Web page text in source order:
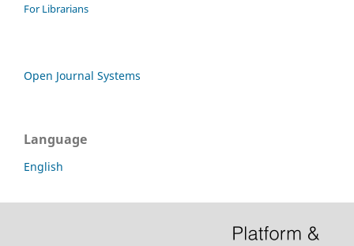
For Librarians
Open Journal Systems
Language
English